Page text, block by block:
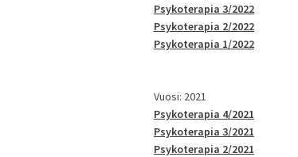
Psykoterapia 3/2022
Psykoterapia 2/2022
Psykoterapia 1/2022
Vuosi: 2021
Psykoterapia 4/2021
Psykoterapia 3/2021
Psykoterapia 2/2021